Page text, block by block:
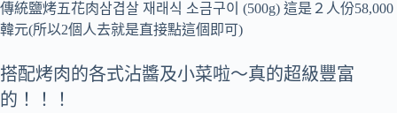
傳統鹽烤五花肉삼겹살 재래식 소금구이 (500g) 這是２人份58,000
韓元(所以2個人去就是直接點這個即可)
搭配烤肉的各式沾醬及小菜啦～真的超級豐富
的！！！